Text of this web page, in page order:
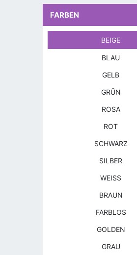
FARBEN
BEIGE
BLAU
GELB
GRÜN
ROSA
ROT
SCHWARZ
SILBER
WEISS
BRAUN
FARBLOS
GOLDEN
GRAU